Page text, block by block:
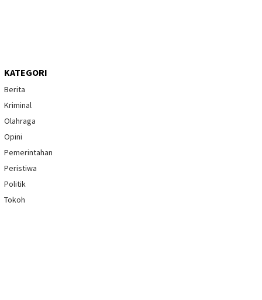
KATEGORI
Berita
Kriminal
Olahraga
Opini
Pemerintahan
Peristiwa
Politik
Tokoh